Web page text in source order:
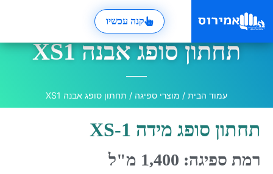
קנה עכשיו
תחתון סופג אבנה XS1
עמוד הבית / מוצרי ספיגה / תחתון סופג אבנה XS1
תחתון סופג מידה XS-1
רמת ספיגה: 1,400 מ"ל